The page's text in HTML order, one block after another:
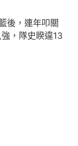
後，連年叩關
，隊史睽違13